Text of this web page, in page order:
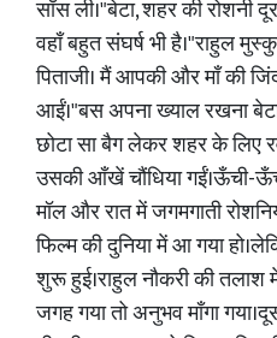
साँस ली।"बेटा, शहर की रोशनी
वहाँ बहुत संघर्ष भी है।"राहुल
पिताजी। मैं आपकी और माँ की
आईं।"बस अपना ख्याल रखना
छोटा सा बैग लेकर शहर के लिए
उसकी आँखें चौंधिया गईं।ऊँची-
मॉल और रात में जगमगाती
फिल्म की दुनिया में आ गया
शुरू हुई।राहुल नौकरी की तलाश
जगह गया तो अनुभव माँगा